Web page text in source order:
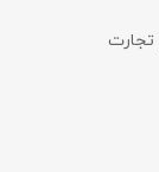
تجارت